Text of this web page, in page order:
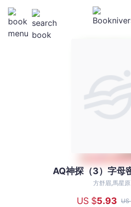
AQ神探（3）字母
方舒眉,馬星原
US $5.93 US